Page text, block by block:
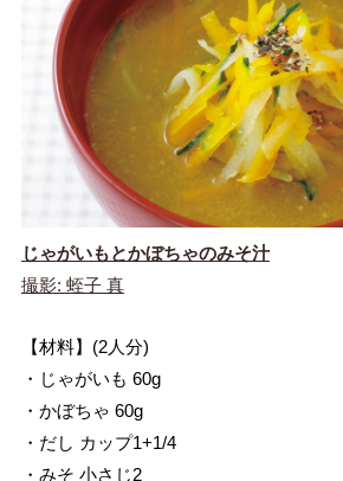
じゃがいもとかぼちゃのみそ汁
撮影: 蛭子 真
【材料】(2人分)
・じゃがいも 60g
・かぼちゃ 60g
・だし カップ1+1/4
・みそ 小さじ2